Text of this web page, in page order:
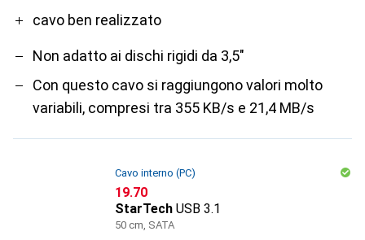
cavo ben realizzato
Non adatto ai dischi rigidi da 3,5"
Con questo cavo si raggiungono valori molto
variabili, compresi tra 355 KB/s e 21,4 MB/s
Cavo interno (PC)
CHF
19.70
StarTech USB 3.1
50 cm, SATA